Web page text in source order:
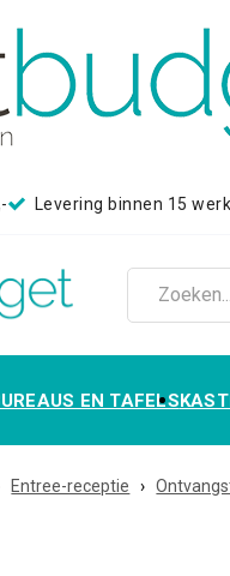
Levering binnen 15
EN TAFELS
Entree-receptie ›